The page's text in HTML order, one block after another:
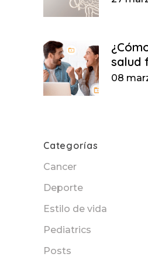
salud
08
Categorías
Cancer
Deporte
Estilo de vida
Pediatrics
Posts